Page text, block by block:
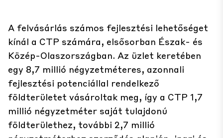
A felvásárlás számos fejlesztési lehetőséget
kínál a CTP számára, elsősorban Észak- és
Közép-Olaszországban. Az üzlet keretében
egy 8,7 millió négyzetméteres, azonnali
fejlesztési potenciállal rendelkező
földterületet vásároltak meg, így a CTP 1,7
millió négyzetméter saját tulajdonú
földterülethez, további 2,7 millió